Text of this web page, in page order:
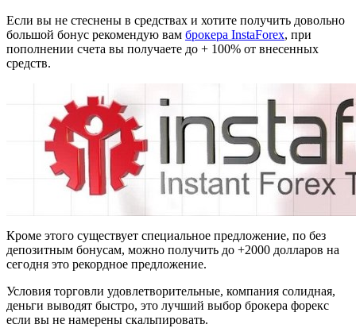
Если вы не стеснены в средствах и хотите получить довольно
большой бонус рекомендую вам брокера InstaForex, при
пополнении счета вы получаете до + 100% от внесенных
средств.
Кроме этого существует специальное предложение, по без
депозитным бонусам, можно получить до +2000 долларов на
сегодня это рекордное предложение.
Условия торговли удовлетворительные, компания солидная,
деньги выводят быстро, это лучший выбор брокера форекс
если вы не намерены скальпировать.